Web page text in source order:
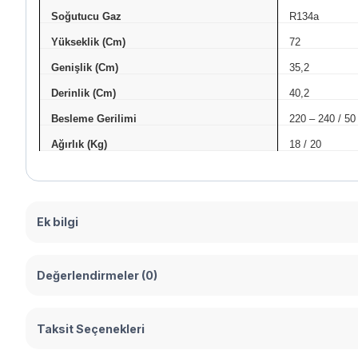
Soğutucu Gaz R134a
Yükseklik (Cm) 72
Genişlik (Cm) 35,2
Derinlik (Cm) 40,2
Besleme Gerilimi 220 – 240 /
Ağırlık (Kg) 18 / 20
Ek bilgi
Değerlendirmeler (0)
Taksit Seçenekleri